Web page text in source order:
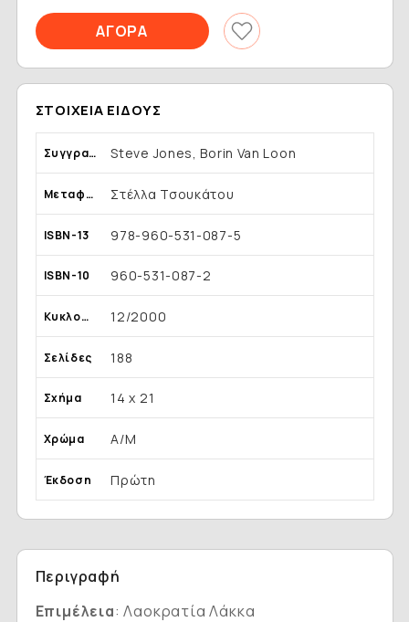
ΣΤΟΙΧΕΊΑ ΕΊΔΟΥΣ
Συγγραφέας Steve Jones, Borin Van Loon
Μεταφραστής Στέλλα Τσουκάτου
ISBN-13 978-960-531-087-5
ISBN-10 960-531-087-2
Κυκλοφορία 12/2000
Σελίδες 188
Σχήμα 14 x 21
Χρώμα Α/Μ
Έκδοση Πρώτη
Περιγραφή
Επιμέλεια: Λαοκρατία Λάκκα